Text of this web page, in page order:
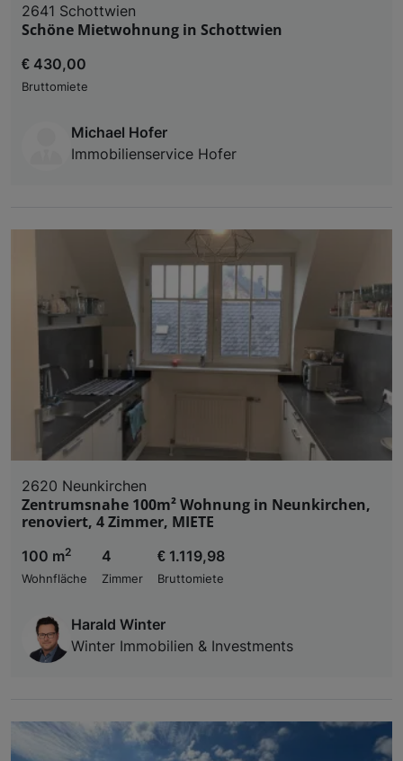
2641 Schottwien
Schöne Mietwohnung in Schottwien
€ 430,00
Bruttomiete
Michael Hofer
Immobilienservice Hofer
2620 Neunkirchen
Zentrumsnahe 100m² Wohnung in Neunkirchen,
renoviert, 4 Zimmer, MIETE
100 m2
Wohnfläche
4
Zimmer
€ 1.119,98
Bruttomiete
Harald Winter
Winter Immobilien & Investments